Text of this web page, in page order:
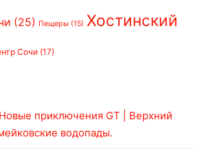
(25) Пещеры (15) Хостинский
Сочи (17)
Новые приключения GT | Верхний
водопады.